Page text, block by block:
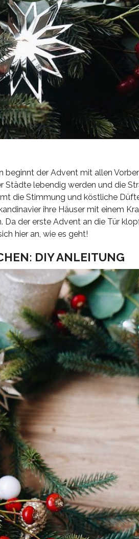
beginnt der Advent mit allen
Städte lebendig werden und die
die Stimmung und köstliche
ihre Häuser mit einem
Da der erste Advent an die Tür
hier an, wie es geht!
DIY ANLEITUNG